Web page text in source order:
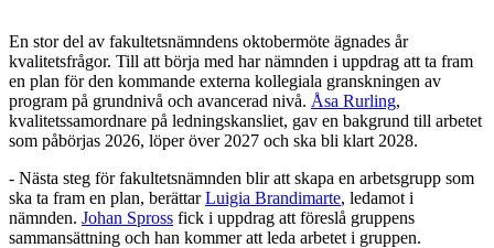
En stor del av fakultetsnämndens oktobermöte ägnades år
kvalitetsfrågor. Till att börja med har nämnden i uppdrag att ta fram
en plan för den kommande externa kollegiala granskningen av
program på grundnivå och avancerad nivå. Åsa Rurling,
kvalitetssamordnare på ledningskansliet, gav en bakgrund till arbetet
som påbörjas 2026, löper över 2027 och ska bli klart 2028.
- Nästa steg för fakultetsnämnden blir att skapa en arbetsgrupp som
ska ta fram en plan, berättarLuigia Brandimarte, ledamot i
nämnden. Johan Spross fick i uppdrag att föreslå gruppens
sammansättning och han kommer att leda arbetet i gruppen.